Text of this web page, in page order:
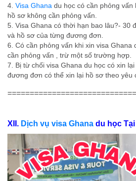
4. Visa Ghana du học có cần phỏng
hồ sơ không cần phỏng vấn.
5. Visa Ghana có thời hạn bao lâu?- 30
và hồ sơ của từng đương đơn.
6. Có cần phỏng vấn khi xin visa Ghana
cần phỏng vấn , trừ một số trường hợp.
7. Bị từ chối visa Ghana du học có xin
đương đơn có thể xin lại hồ sơ theo yêu
XII. Dịch vụ visa Ghana du học Tại